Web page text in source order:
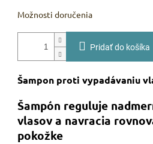
Možnosti doručenia
Pridať do košíka
Šampon proti vypadávaniu
Šampón reguluje
vlasov a navracia
pokožke